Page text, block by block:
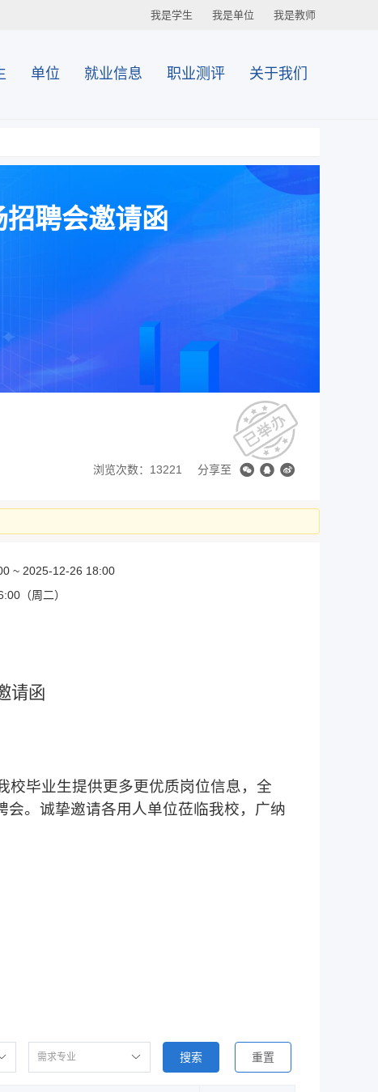
我是学生 我是单位 我是教师
单位 就业信息 职业测评 关于我们
聘会邀请函
浏览次数：13221 分享至
~ 2025-12-26 18:00
（周二）
请函
校毕业生提供更多更优质岗位信息，全
会。诚挚邀请各用人单位莅临我校，广纳
搜索 重置